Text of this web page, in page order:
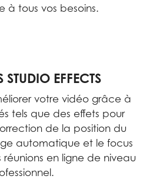
à tous vos besoins.
EFFECTS
votre vidéo grâce à
tels que des effets pour
de la position du
automatique et le focus
réunions en ligne de niveau